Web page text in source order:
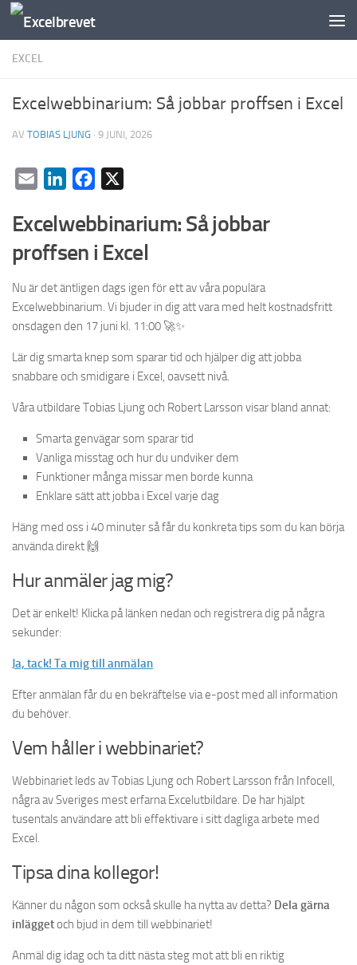
Under innehåll
EXCEL
Excelwebbinarium: Så jobbar proffsen i Excel
AV TOBIAS LJUNG · 9 JUNI, 2026
Email LinkedInFacebook
Excelwebbinarium: Så jobbar
proffsen i Excel
Nu är det äntligen dags igen för ett av våra populära
Excelwebbinarium. Vi bjuder in dig att vara med helt kostnadsfritt
onsdagen den 17 juni kl. 11:00 🚀✨
Lär dig smarta knep som sparar tid och hjälper dig att jobba
snabbare och smidigare i Excel, oavsett nivå.
Våra utbildare Tobias Ljung och Robert Larsson visar bland annat:
Smarta genvägar som sparar tid
Vanliga misstag och hur du undviker dem
Funktioner många missar men borde kunna
Enklare sätt att jobba i Excel varje dag
Häng med oss i 40 minuter så får du konkreta tips som du kan börja
använda direkt 🙌
Hur anmäler jag mig?
Det är enkelt! Klicka på länken nedan och registrera dig på några
sekunder:
Ja, tack! Ta mig till anmälan
Efter anmälan får du en bekräftelse via e-post med all information
du behöver.
Vem håller i webbinariet?
Webbinariet leds av Tobias Ljung och Robert Larsson från Infocell,
några av Sveriges mest erfarna Excelutbildare. De har hjälpt
tusentals användare att bli effektivare i sitt dagliga arbete med
Excel.
Tipsa dina kollegor!
Känner du någon som också skulle ha nytta av detta? Dela gärna
inläggetoch bjud in dem till webbinariet!
Anmäl dig idag och ta ditt nästa steg mot att bli en riktig